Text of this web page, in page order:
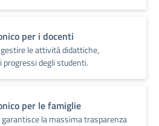
per i docenti
le attività didattiche,
degli studenti.
per le famiglie
la massima trasparenza